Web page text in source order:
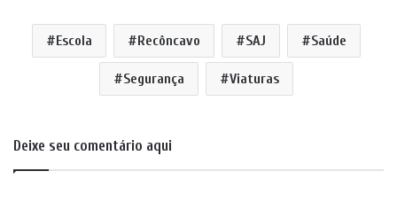
Escola Recôncavo SAJ Saúde
Segurança Viaturas
Deixe seu comentário aqui